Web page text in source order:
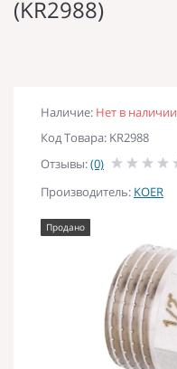
(KR2988)
Наличие: Нет в наличии
Код Товара: KR2988
Отзывы:(0)
Производитель: KOER
Продано